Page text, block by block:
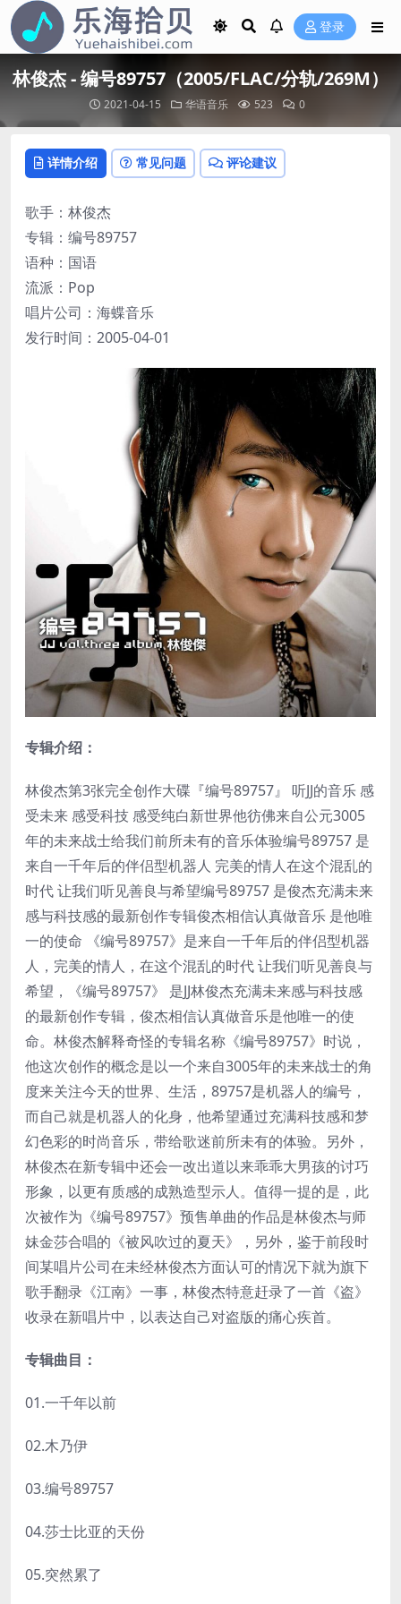
登录
林俊杰 - 编号89757（2005/FLAC/分轨/269M）
2021-04-15 华语音乐 523 0
详情介绍 常见问题 评论建议
歌手：林俊杰
专辑：编号89757
语种：国语
流派：Pop
唱片公司：海蝶音乐
发行时间：2005-04-01
专辑介绍：
林俊杰第3张完全创作大碟『编号89757』 听JJ的音乐 感
受未来 感受科技 感受纯白新世界他彷佛来自公元3005
年的未来战士给我们前所未有的音乐体验编号89757 是
来自一千年后的伴侣型机器人 完美的情人在这个混乱的
时代 让我们听见善良与希望编号89757 是俊杰充满未来
感与科技感的最新创作专辑俊杰相信认真做音乐 是他唯
一的使命 《编号89757》是来自一千年后的伴侣型机器
人，完美的情人，在这个混乱的时代 让我们听见善良与
希望，《编号89757》 是JJ林俊杰充满未来感与科技感
的最新创作专辑，俊杰相信认真做音乐是他唯一的使
命。林俊杰解释奇怪的专辑名称《编号89757》时说，
他这次创作的概念是以一个来自3005年的未来战士的角
度来关注今天的世界、生活，89757是机器人的编号，
而自己就是机器人的化身，他希望通过充满科技感和梦
幻色彩的时尚音乐，带给歌迷前所未有的体验。另外，
林俊杰在新专辑中还会一改出道以来乖乖大男孩的讨巧
形象，以更有质感的成熟造型示人。值得一提的是，此
次被作为《编号89757》预售单曲的作品是林俊杰与师
妹金莎合唱的《被风吹过的夏天》，另外，鉴于前段时
间某唱片公司在未经林俊杰方面认可的情况下就为旗下
歌手翻录《江南》一事，林俊杰特意赶录了一首《盗》
收录在新唱片中，以表达自己对盗版的痛心疾首。
专辑曲目：
01.一千年以前
02.木乃伊
03.编号89757
04.莎士比亚的天份
05.突然累了